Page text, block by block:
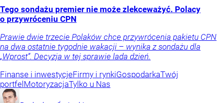
Tego sondażu premier nie może zlekceważyć. Polacy
o przywróceniu CPN
Prawie dwie trzecie Polaków chce przywrócenia pakietu CPN
na dwa ostatnie tygodnie wakacji – wynika z sondażu dla
„Wprost”. Decyzja w tej sprawie lada dzień.
Finanse i inwestycjeFirmy i rynkiGospodarkaTwój
portfelMotoryzacjaTylko u Nas